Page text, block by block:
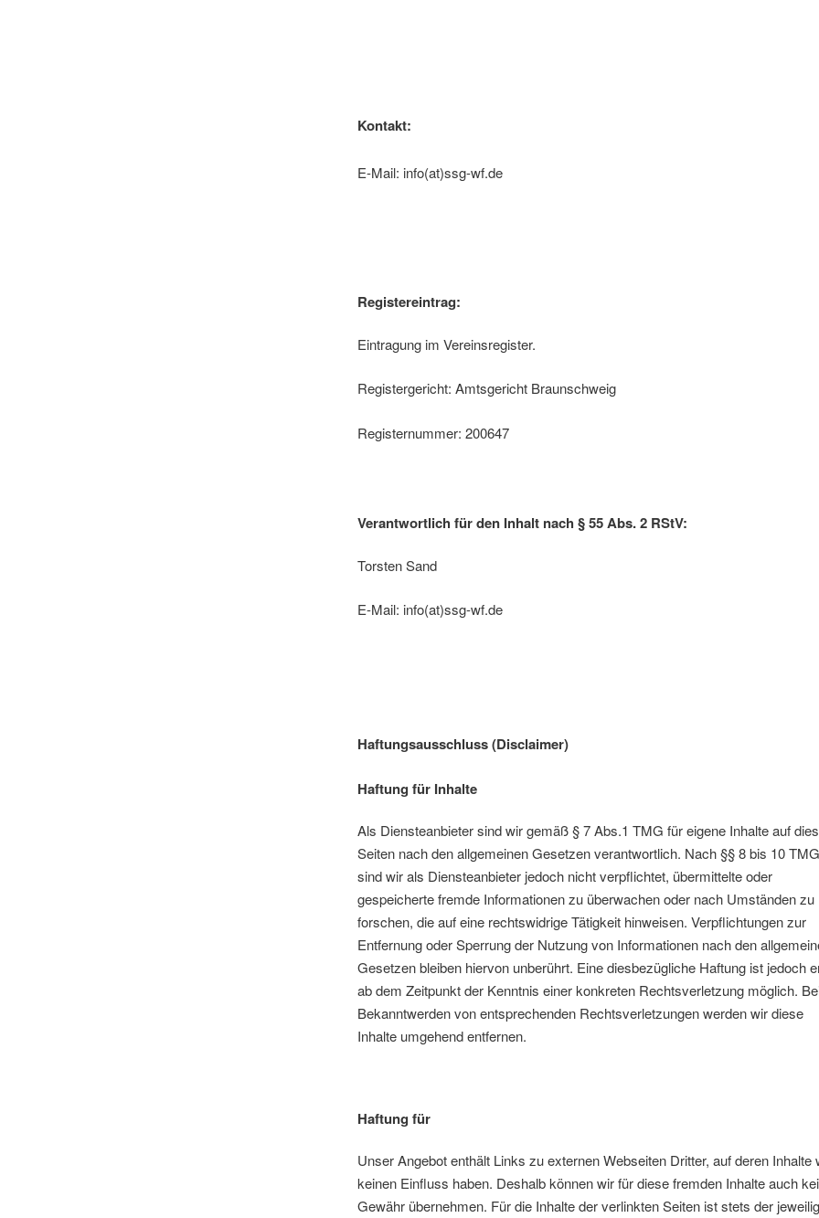
Kontakt:
E-Mail: info(at)ssg-wf.de
Registereintrag:
Eintragung im Vereinsregister.
Registergericht: Amtsgericht Braunschweig
Registernummer: 200647
Verantwortlich für den Inhalt nach § 55 Abs. 2 RStV:
Torsten Sand
E-Mail: info(at)ssg-wf.de
Haftungsausschluss (Disclaimer)
Haftung für Inhalte
Als Diensteanbieter sind wir gemäß § 7 Abs.1 TMG für eigene Inhalte auf
Seiten nach den allgemeinen Gesetzen verantwortlich. Nach §§ 8 bis 10 TMG
sind wir als Diensteanbieter jedoch nicht verpflichtet, übermittelte oder
gespeicherte fremde Informationen zu überwachen oder nach Umständen zu
forschen, die auf eine rechtswidrige Tätigkeit hinweisen. Verpflichtungen zur
Entfernung oder Sperrung der Nutzung von Informationen nach den
Gesetzen bleiben hiervon unberührt. Eine diesbezügliche Haftung ist jedoch
ab dem Zeitpunkt der Kenntnis einer konkreten Rechtsverletzung möglich.
Bekanntwerden von entsprechenden Rechtsverletzungen werden wir diese
Inhalte umgehend entfernen.
Haftung für
Unser Angebot enthält Links zu externen Webseiten Dritter, auf deren Inhalte
keinen Einfluss haben. Deshalb können wir für diese fremden Inhalte auch
Gewähr übernehmen. Für die Inhalte der verlinkten Seiten ist stets der